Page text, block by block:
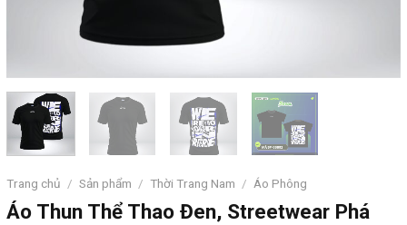
Trang chủ / Sản phẩm / Thời Trang Nam / Áo Phông
Áo Thun Thể Thao Đen, Streetwear Phá